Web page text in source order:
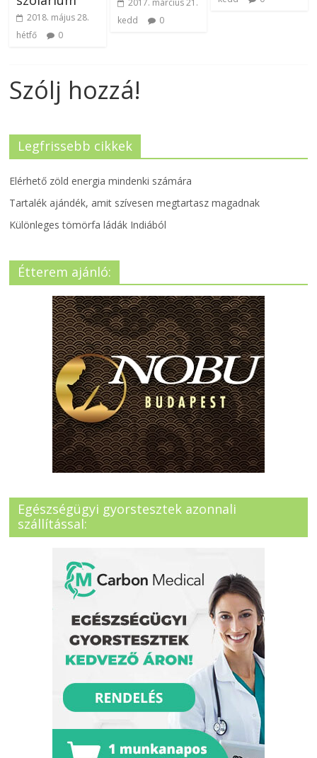
2018. május 28.
hétfő
0
kedd
0
Szólj hozzá!
Legfrissebb cikkek
Elérhető zöld energia mindenki számára
Tartalék ajándék, amit szívesen megtartasz magadnak
Különleges tömörfa ládák Indiából
Étterem ajánló:
Egészségügyi gyorstesztek azonnali
szállítással: